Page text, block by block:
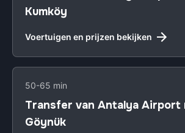
Kumköy
Voertuigen en prijzen bekijken
50-65 min
Transfer van Antalya Airport
Göynük